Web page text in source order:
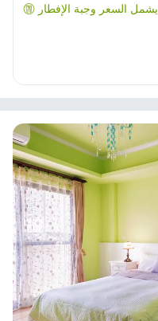
يشمل السعر وجبة الإفطار